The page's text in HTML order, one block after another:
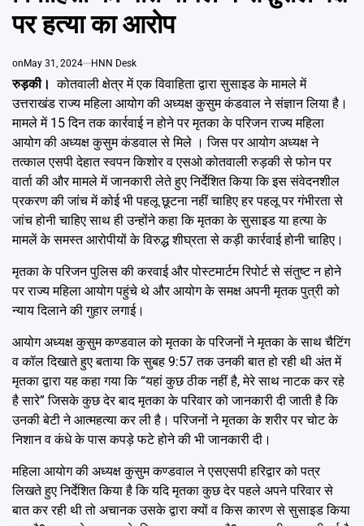
पर हत्या का आरोप
on May 31, 2024 HNN Desk
रुड़की। कोतवाली क्षेत्र में एक विवाहिता द्वारा सुसाइड के मामले में
उत्तराखंड राज्य महिला आयोग की अध्यक्ष कुसुम कंडवाल ने संज्ञान लिया है।
मामले में 15 दिन तक कार्रवाई न होने पर मृतका के परिजन राज्य महिला
आयोग की अध्यक्ष कुसुम कंडवाल से मिले । जिस पर आयोग अध्यक्ष ने
तत्काल एसपी देहात स्वपन किशोर व एसओ कोतवाली रुड़की से फोन पर
वार्ता की और मामले में जानकारी लेते हुए निर्देशित किया कि इस संवेदनशील
प्रकरण की जांच में कोई भी पहलू छूटना नहीं चाहिए हर पहलू पर गंभीरता से
जांच होनी चाहिए साथ ही उन्होंने कहा कि मृतका के सुसाइड या हत्या के
मामलें के समस्त आरोपीयों के विरुद्ध शीघ्रता से कड़ी कार्रवाई होनी चाहिए।
मृतका के परिजन पुलिस की करवाई और पोस्टमार्टम रिपोर्ट से संतुष्ट न होने
पर राज्य महिला आयोग पहुंचे थे और आयोग के समक्ष अपनी मृतक पुत्री को
न्याय दिलाने की गुहार लगाई।
आयोग अध्यक्ष कुसुम कण्डवाल को मृतका के परिजनों ने मृतका के साथ चैटिंग
व कॉल दिखाते हुए बताया कि सुबह 9:57 तक उनकी बात हो रही थी अंत में
मृतका द्वारा यह कहा गया कि “यहां कुछ ठीक नहीं है, मेरे साथ नाटक कर रहे
है सारे” जिसके कुछ देर बाद मृतका के परिवार को जानकारी दी जाती है कि
उनकी बेटी ने आत्महत्या कर ली है। परिजनों ने मृतका के शरीर पर चोट के
निशान व कंधे के पास कपड़े फटे होने की भी जानकारी दी।
महिला आयोग की अध्यक्ष कुसुम कण्डवाल ने एसएसपी हरिद्वार को पत्र
लिखते हुए निर्देशित किया है कि यदि मृतका कुछ देर पहले अपने परिवार से
बात कर रही थी तो अचानक उसके द्वारा क्यों व किस कारण से सुसाइड किया